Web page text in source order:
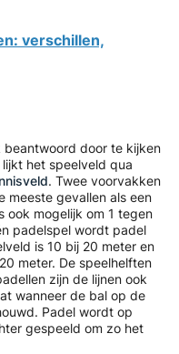
verschillen,
door te kijken
het speelveld qua
. Twee voorvakken
meeste gevallen als een
ook mogelijk om 1 tegen
padelspel wordt padel
is 10 bij 20 meter en
meter. De speelhelften
zijn de lijnen ook
wanneer de bal op de
Padel wordt op
gespeeld om zo het